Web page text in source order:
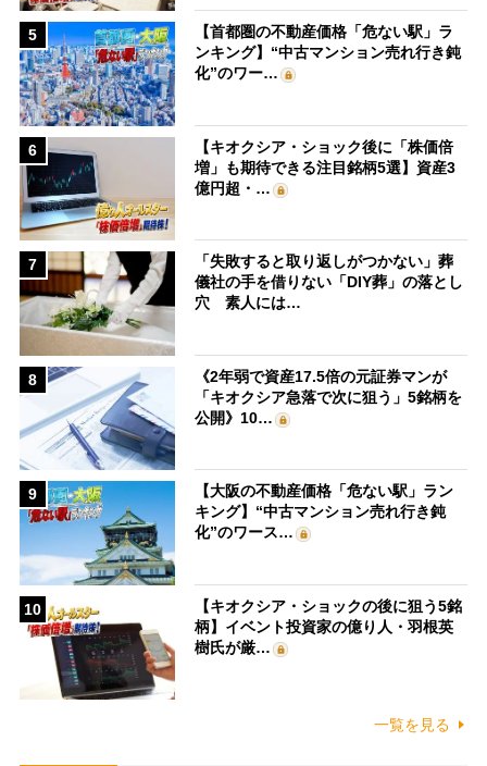
5
【首都圏の不動産価格「危ない駅」ラ
ンキング】“中古マンション売れ行き鈍
化”のワー…
6
【キオクシア・ショック後に「株価倍
増」も期待できる注目銘柄5選】資産3
億円超・…
7
「失敗すると取り返しがつかない」葬
儀社の手を借りない「DIY葬」の落とし
穴 素人には…
8
《2年弱で資産17.5倍の元証券マンが
「キオクシア急落で次に狙う」5銘柄を
公開》10…
9
【大阪の不動産価格「危ない駅」ラン
キング】“中古マンション売れ行き鈍
化”のワース…
10
【キオクシア・ショックの後に狙う5銘
柄】イベント投資家の億り人・羽根英
樹氏が厳…
一覧を見る